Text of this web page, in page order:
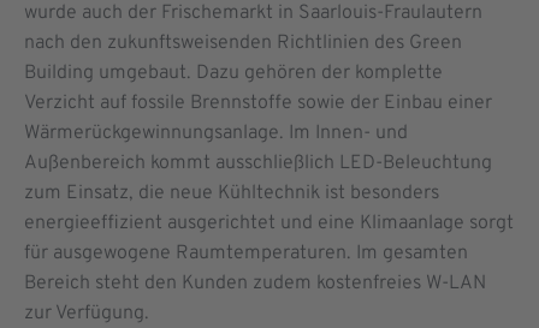
wurde auch der Frischemarkt in Saarlouis-Fraulautern
nach den zukunftsweisenden Richtlinien des Green
Building umgebaut. Dazu gehören der komplette
Verzicht auf fossile Brennstoffe sowie der Einbau einer
Wärmerückgewinnungsanlage. Im Innen- und
Außenbereich kommt ausschließlich LED-Beleuchtung
zum Einsatz, die neue Kühltechnik ist besonders
energieeffizient ausgerichtet und eine Klimaanlage sorgt
für ausgewogene Raumtemperaturen. Im gesamten
Bereich steht den Kunden zudem kostenfreies W-LAN
zur Verfügung.